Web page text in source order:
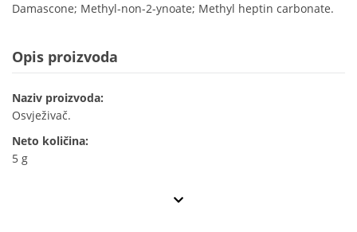
Damascone; Methyl-non-2-ynoate; Methyl heptin carbonate.
Opis proizvoda
Naziv proizvoda:
Osvježivač.
Neto količina:
5 g